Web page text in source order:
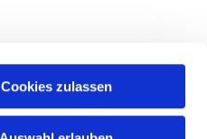
Cookies zulassen